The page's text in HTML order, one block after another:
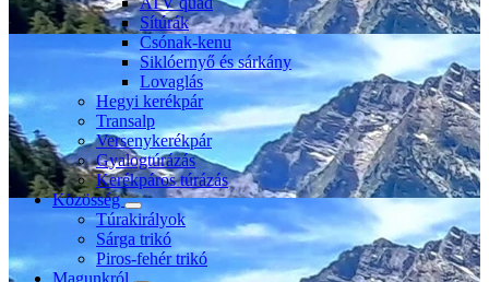
Sítúrák
Csónak-kenu
Siklóernyő és sárkány
Lovaglás
Hegyi kerékpár
Transalp
Versenykerékpár
Gyalogtúrázás
Kerékpáros túrázás
Közösség
Túrakirályok
Sárga trikó
Piros-fehér trikó
Magunkról